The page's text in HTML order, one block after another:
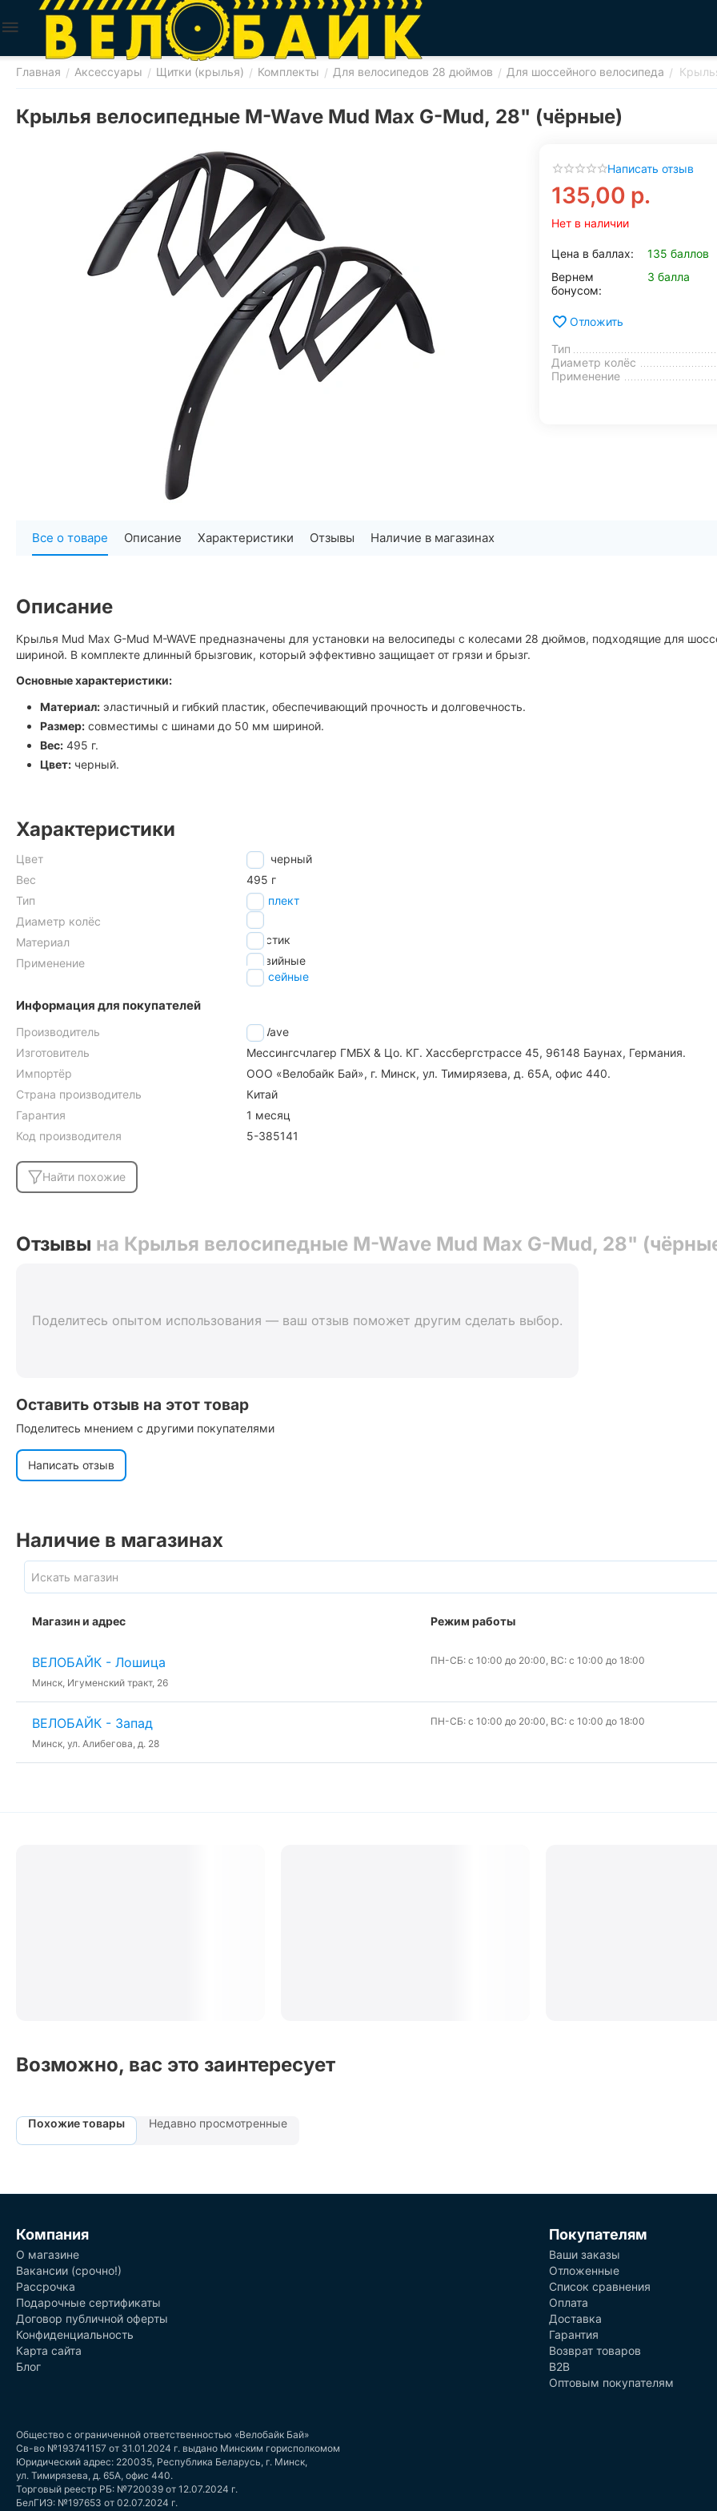
Главная / Аксессуары / Щитки (крылья) / Комплекты / Для велосипедов 28 дюймов / Для шоссейного велосипеда /
Крылья велосипедные M-Wave Mud Max G-Mud, 28" (чёрные)
Написать отзыв
135,00 р.
Нет в наличии
Цена в баллах:
135 баллов
Вернем
бонусом:
3 балла
Отложить
Тип
Диаметр колёс
Применение
Все о товаре Описание Характеристики Отзывы Наличие в магазинах
Описание
Крылья Mud Max G-Mud M-WAVE предназначены для установки на велосипеды с колесами 28 дюймов, подходящие для
шириной. В комплекте длинный брызговик, который эффективно защищает от грязи и брызг.
Основные характеристики:
Материал: эластичный и гибкий пластик, обеспечивающий прочность и долговечность.
Размер: совместимы с шинами до 50 мм шириной.
Вес: 495 г.
Цвет: черный.
Характеристики
Цвет
черный
Вес
495 г
Тип
комплект
Диаметр колёс
28"
Материал
пластик
Применение
гравийные
шоссейные
Информация для покупателей
Производитель
M-Wave
Изготовитель
Мессингсчлагер ГМБХ & Цо. КГ. Хассбергстрассе 45, 96148 Баунах, Германия.
Импортёр
ООО «Велобайк Бай», г. Минск, ул. Тимирязева, д. 65А, офис 440.
Страна производитель
Китай
Гарантия
1 месяц
Код производителя
5-385141
Найти похожие
Отзывы на Крылья велосипедные M-Wave Mud Max G-Mud, 28"
Поделитесь опытом использования — ваш отзыв поможет другим сделать выбор.
Оставить отзыв на этот товар
Поделитесь мнением с другими покупателями
Написать отзыв
Наличие в магазинах
Магазин и адрес Режим работы
ВЕЛОБАЙК - Лошица
Минск, Игуменский тракт, 26
ПН-СБ: с 10:00 до 20:00, ВС: с 10:00 до 18:00
ВЕЛОБАЙК - Запад
Минск, ул. Алибегова, д. 28
ПН-СБ: с 10:00 до 20:00, ВС: с 10:00 до 18:00
Возможно, вас это заинтересует
Похожие товары Недавно просмотренные
Компания
О магазине
Вакансии (срочно!)
Рассрочка
Подарочные сертификаты
Договор публичной оферты
Конфиденциальность
Карта сайта
Блог
Покупателям
Ваши заказы
Отложенные
Список сравнения
Оплата
Доставка
Гарантия
Возврат товаров
B2B
Оптовым покупателям
Общество с ограниченной ответственностью «Велобайк Бай»
Св-во №193741157 от 31.01.2024 г. выдано Минским горисполкомом
Юридический адрес: 220035, Республика Беларусь, г. Минск,
ул. Тимирязева, д. 65А, офис 440.
Торговый реестр РБ: №720039 от 12.07.2024 г.
БелГИЭ: №197653 от 02.07.2024 г.